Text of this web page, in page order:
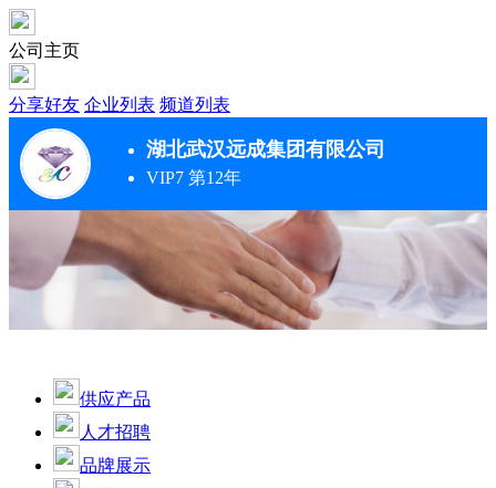
公司主页
分享好友 企业列表 频道列表
湖北武汉远成集团有限公司
VIP7 第12年
供应产品
人才招聘
品牌展示